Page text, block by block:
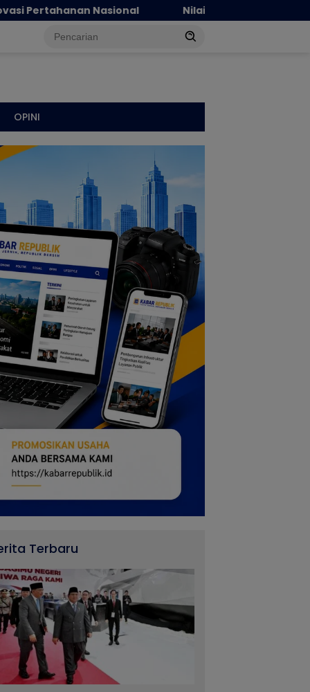
Nilai Tukar Petani Naik, Angka Kemiskinan Turun,
OPINI
Terbaru